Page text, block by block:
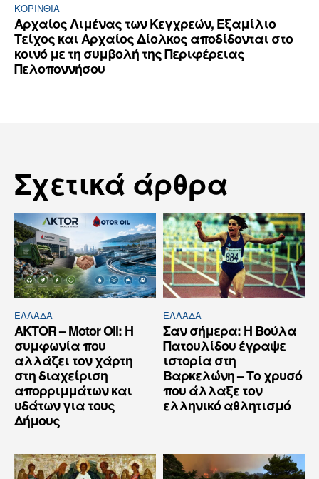
ΚΟΡΙΝΘΊΑ
Αρχαίος Λιμένας των Κεγχρεών, Εξαμίλιο
Τείχος και Aρχαίος Δίολκος αποδίδονται στο
κοινό με τη συμβολή της Περιφέρειας
Πελοποννήσου
Σχετικά άρθρα
ΕΛΛΆΔΑ
AKTOR – Motor Oil: Η
συμφωνία που
αλλάζει τον χάρτη
στη διαχείριση
απορριμμάτων και
υδάτων για τους
Δήμους
ΕΛΛΆΔΑ
Σαν σήμερα: Η Βούλα
Πατουλίδου έγραψε
ιστορία στη
Βαρκελώνη – Το χρυσό
που άλλαξε τον
ελληνικό αθλητισμό